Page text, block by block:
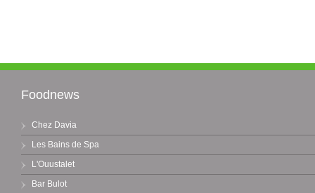
Foodnews
Chez Davia
Les Bains de Spa
L'Ouustalet
Bar Bulot